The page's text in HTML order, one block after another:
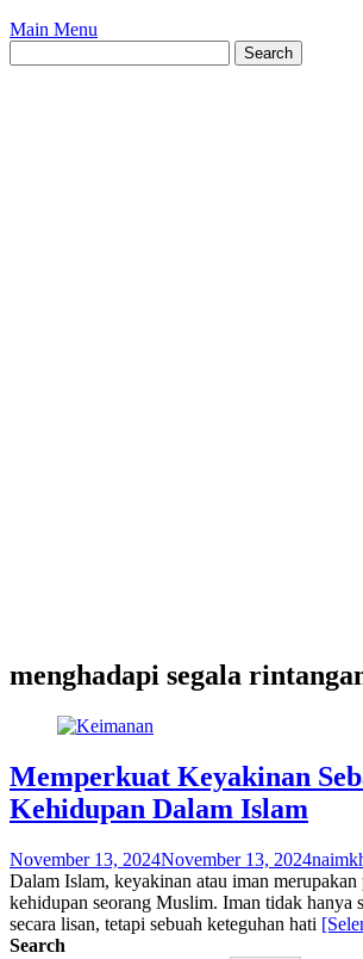
Main Menu
menghadapi segala
Memperkuat Keyakinan
Kehidupan Dalam Islam
November 13, 2024November 13, 2024
Dalam Islam, keyakinan atau iman merupakan
kehidupan seorang Muslim. Iman tidak hanya
secara lisan, tetapi sebuah keteguhan hati
Search